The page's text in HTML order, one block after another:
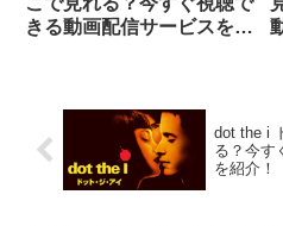
きる動画配信サービスを紹
dot the i
る？今す
を紹介！